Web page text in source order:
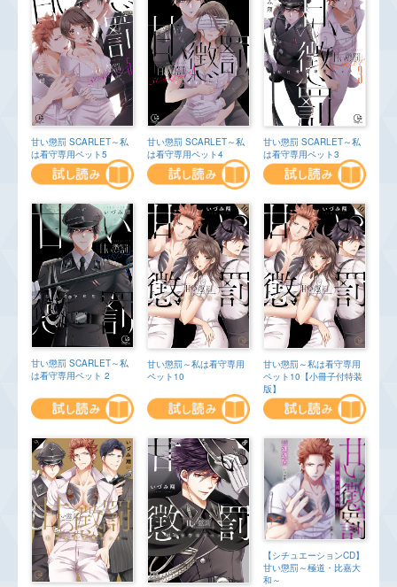
甘い懲罰 SCARLET～私
は看守専用ペット5
甘い懲罰 SCARLET～私
は看守専用ペット4
甘い懲罰 SCARLET～私
は看守専用ペット3
甘い懲罰 SCARLET～私
は看守専用ペット 2
甘い懲罰～私は看守専用
ペット10
甘い懲罰～私は看守専用
ペット10【小冊子付特装
版】
【シチュエーションCD】
甘い懲罰～極道・比嘉大
和～